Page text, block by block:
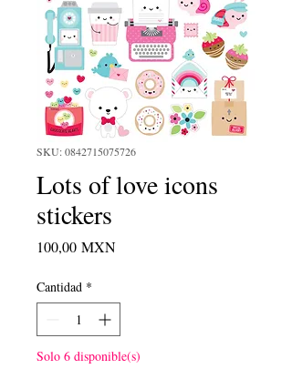
SKU: 0842715075726
Lots of love icons
stickers
100,00 MXNPrecio
Cantidad *
Solo 6 disponible(s)